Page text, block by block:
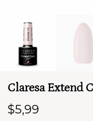
Claresa Extend
$5,99